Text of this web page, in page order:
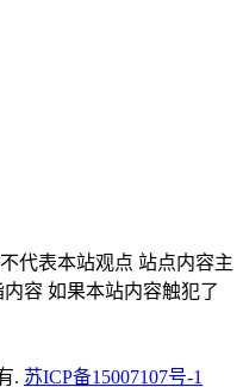
代表本站观点 站点内容主
容 如果本站内容触犯了
. 苏ICP备15007107号-1